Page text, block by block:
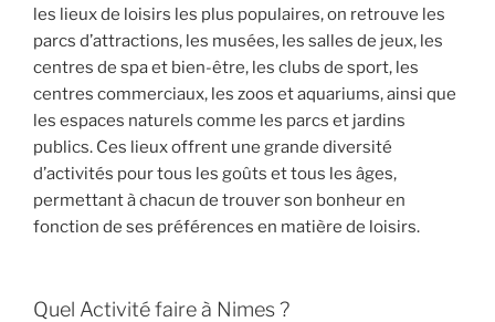
les lieux de loisirs les plus populaires, on retrouve les
parcs d’attractions, les musées, les salles de jeux, les
centres de spa et bien-être, les clubs de sport, les
centres commerciaux, les zoos et aquariums, ainsi que
les espaces naturels comme les parcs et jardins
publics. Ces lieux offrent une grande diversité
d’activités pour tous les goûts et tous les âges,
permettant à chacun de trouver son bonheur en
fonction de ses préférences en matière de loisirs.
Quel Activité faire à Nimes ?